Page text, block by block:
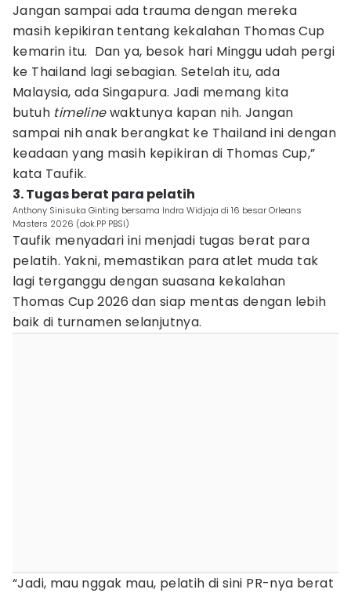
Jangan sampai ada trauma dengan mereka
masih kepikiran tentang kekalahan Thomas Cup
kemarin itu. Dan ya, besok hari Minggu udah pergi
ke Thailand lagi sebagian. Setelah itu, ada
Malaysia, ada Singapura. Jadi memang kita
butuh timelinewaktunya kapan nih. Jangan
sampai nih anak berangkat ke Thailand ini dengan
keadaan yang masih kepikiran di Thomas Cup,”
kata Taufik.
3. Tugas berat para pelatih
Anthony Sinisuka Ginting bersama Indra Widjaja di 16 besar Orleans
Masters 2026 (dok.PP PBSI)
Taufik menyadari ini menjadi tugas berat para
pelatih. Yakni, memastikan para atlet muda tak
lagi terganggu dengan suasana kekalahan
Thomas Cup 2026 dan siap mentas dengan lebih
baik di turnamen selanjutnya.
“Jadi, mau nggak mau, pelatih di sini PR-nya berat